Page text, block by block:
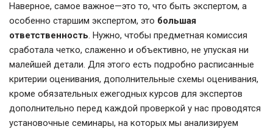
Наверное, самое важное—это то, что быть экспертом, а
особенно старшим экспертом, это большая
ответственность. Нужно, чтобы предметная комиссия
сработала четко, слаженно и объективно, не упуская ни
малейшей детали. Для этого есть подробно расписанные
критерии оценивания, дополнительные схемы оценивания,
кроме обязательных ежегодных курсов для экспертов
дополнительно перед каждой проверкой у нас проводятся
установочные семинары, на которых мы анализируем